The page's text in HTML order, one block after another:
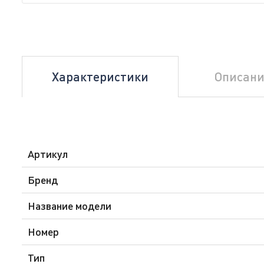
Характеристики
Артикул
Бренд
Название модели
Номер
Тип